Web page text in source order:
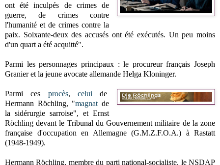
ont été inculpés de crimes de
guerre, de crimes contre
l'humanité et de crimes contre la
paix. Soixante-deux des accusés ont été exécutés. Un peu moins
d'un quart a été acquitté".
Parmi les personnages principaux : le procureur français Joseph
Granier et la jeune avocate allemande Helga Kloninger.
Parmi ces procès, celui de
Hermann Röchling, "magnat de
la sidérurgie sarroise", et Ernst
Röchling devant le Tribunal du Gouvernement militaire de la zone
française d'occupation en Allemagne (G.M.Z.F.O.A.) à Rastatt
(1948-1949).
Hermann Röchling, membre du parti national-socialiste, le NSDAP